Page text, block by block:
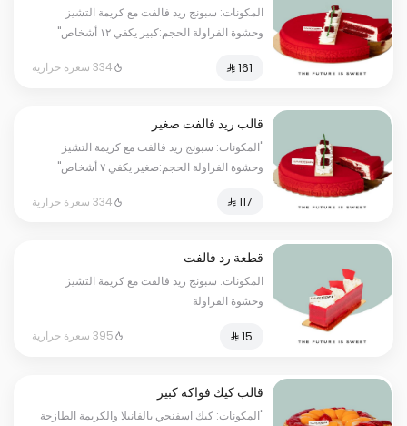
المكونات: سبونج ريد فالفت مع كريمة التشيز
وحشوة الفراولة الحجم:كبير يكفي ١٢ أشخاص"
334 سعرة حرارية
قالب ريد فالفت صغير
"المكونات: سبونج ريد فالفت مع كريمة التشيز
وحشوة الفراولة الحجم:صغير يكفي ٧ أشخاص"
334 سعرة حرارية
قطعة رد فالفت
المكونات: سبونج ريد فالفت مع كريمة التشيز
وحشوة الفراولة
395 سعرة حرارية
قالب كيك فواكه كبير
"المكونات: كيك اسفنجي بالفانيلا والكريمة الطازجة